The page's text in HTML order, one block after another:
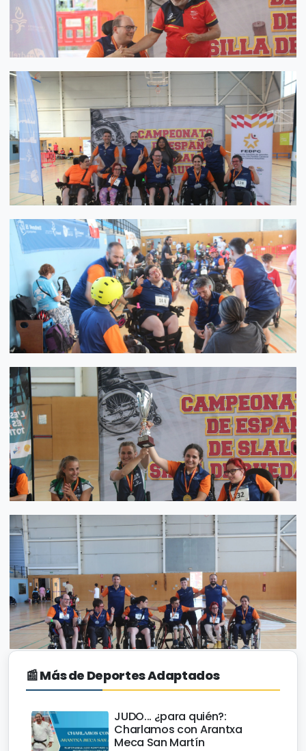
📰 Más de Deportes Adaptados
JUDO... ¿para quién?:
Charlamos con Arantxa
Meca San Martín